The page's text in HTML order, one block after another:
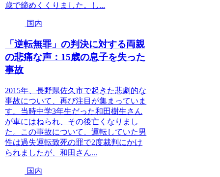
歳で締めくくりました。し...
国内
「逆転無罪」の判決に対する両親
の悲痛な声：15歳の息子を失った
事故
2015年、長野県佐久市で起きた悲劇的な
事故について、再び注目が集まっていま
す。当時中学3年生だった和田樹生さん
が車にはねられ、その後亡くなりまし
た。この事故について、運転していた男
性は過失運転致死の罪で2度裁判にかけ
られましたが、和田さん...
国内